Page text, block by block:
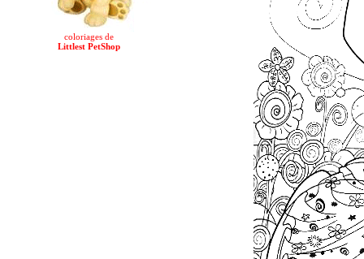
coloriages de
Littlest PetShop